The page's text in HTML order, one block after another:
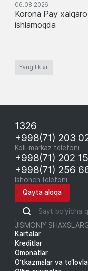
06.08.2026
Korona Pay
ishlamoqda
Yangiliklar
1326
+998(71) 203
Koll-markaz telefoni
+998(71) 202
+998(71) 256
Ishonch telefoni
Qayta aloqa
JISMONIY
Kartalar
Kreditlar
Omonatlar
O‘tkazmalar va